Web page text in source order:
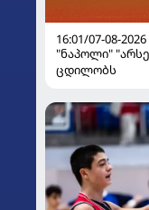
16:01/07-08-2026
"ნაპოლი"
ცდილობს